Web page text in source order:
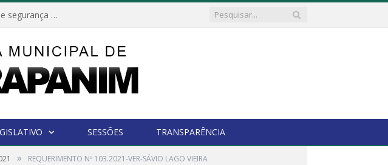
Câmara Municipal de Marapanim discute estratégias de segurança com autoridades e poder executivo
SESSÕES TRANSPARÊNCIA
» REQUERIMENTO Nº 103.2021-VER-SÁVIO LAGO VIEIRA